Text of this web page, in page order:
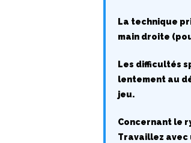
La technique
main droite
Les difficultés
lentement au
jeu.
Concernant le
Travaillez avec